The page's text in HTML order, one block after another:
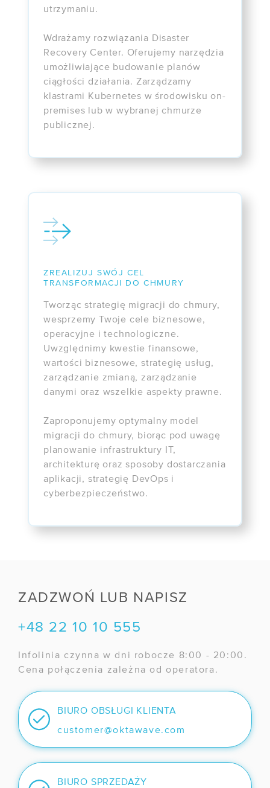
utrzymaniu.
Wdrażamy rozwiązania Disaster
Recovery Center. Oferujemy narzędzia
umożliwiające budowanie planów
ciągłości działania. Zarządzamy
klastrami Kubernetes w środowisku on-
premises lub w wybranej chmurze
publicznej.
ZREALIZUJ SWÓJ CEL
TRANSFORMACJI DO CHMURY
Tworząc strategię migracji do chmury,
wesprzemy Twoje cele biznesowe,
operacyjne i technologiczne.
Uwzględnimy kwestie finansowe,
wartości biznesowe, strategię usług,
zarządzanie zmianą, zarządzanie
danymi oraz wszelkie aspekty prawne.
Zaproponujemy optymalny model
migracji do chmury, biorąc pod uwagę
planowanie infrastruktury IT,
architekturę oraz sposoby dostarczania
aplikacji, strategię DevOps i
cyberbezpieczeństwo.
ZADZWOŃ LUB NAPISZ
+48 22 10 10 555
Infolinia czynna w dni robocze 8:00 - 20:00.
Cena połączenia zależna od operatora.
BIURO OBSŁUGI KLIENTA
customer@oktawave.com
BIURO SPRZEDAŻY